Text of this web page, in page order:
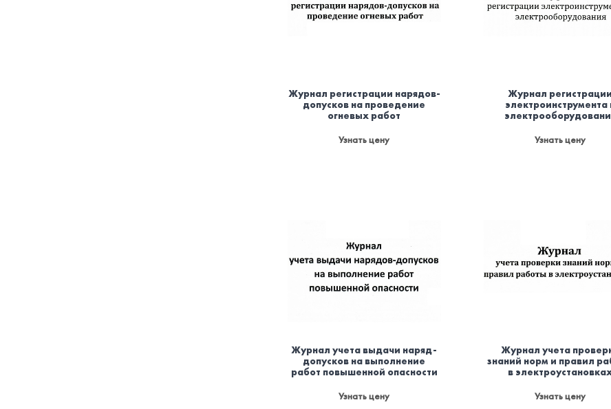
Журнал регистрации нарядов-
допусков на проведение
огневых работ
Узнать цену
Журнал регистрации
электроинструмента
Узнать цену
Журнал учета выдачи наряд-
допусков на выполнение
работ повышенной опасности
Узнать цену
Журнал учета
знаний норм и правил
в
Узнать цену